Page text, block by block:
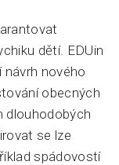
dětí. EDUin
nového
obecných
dlouhodobých
se lze
spádovostí